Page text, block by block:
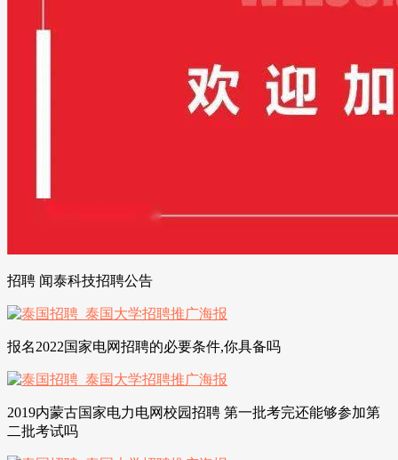
招聘 闻泰科技招聘公告
报名2022国家电网招聘的必要条件,你具备吗
2019内蒙古国家电力电网校园招聘 第一批考完还能够参加第
二批考试吗